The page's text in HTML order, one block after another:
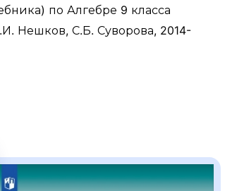
по Алгебре 9 класса
Нешков, С.Б. Суворова, 2014-